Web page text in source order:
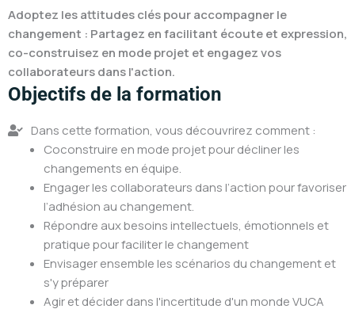
Adoptez les attitudes clés pour accompagner le
changement : Partagez en facilitant écoute et expression,
co-construisez en mode projet et engagez vos
collaborateurs dans l'action.
Objectifs de la formation
Dans cette formation, vous découvrirez comment :
Coconstruire en mode projet pour décliner les
changements en équipe.
Engager les collaborateurs dans l’action pour favoriser
l’adhésion au changement.
Répondre aux besoins intellectuels, émotionnels et
pratique pour faciliter le changement
Envisager ensemble les scénarios du changement et
s'y préparer
Agir et décider dans l'incertitude d'un monde VUCA